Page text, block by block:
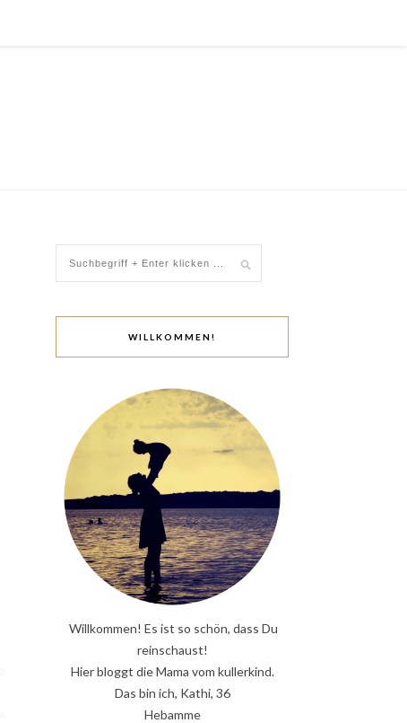
WILLKOMMEN!
Willkommen! Es ist so schön, dass Du
reinschaust!
Hier bloggt die Mama vom kullerkind.
Das bin ich, Kathi, 36
Hebamme